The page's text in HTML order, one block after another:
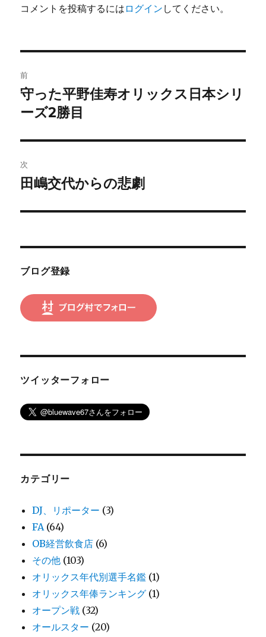
コメントを投稿するには ログイン してください。
稿
ナ
ビ
ゲ
ー
シ
ン
前
前
の
稿:
守った平野佳寿オリックス日本シリ
ーズ2勝目
次
次
投
田嶋交代からの悲劇
ブログ登録
ツイッターフォロー
カテゴリー
DJ、リポーター (3)
FA(64)
OB経営飲食店 (6)
その他 (103)
オリックス年代別選手名鑑 (1)
オリックス年俸ランキング (1)
オープン戦 (32)
オールスター (20)